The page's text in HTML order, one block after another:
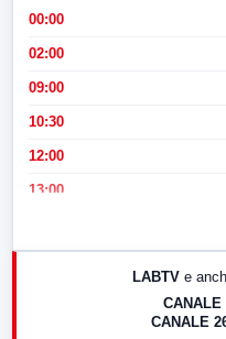
00:00
02:00
09:00
10:30
12:00
13:00
LABTV e
CANALE
CANALE